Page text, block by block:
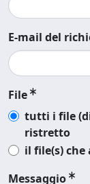
E-mail del
File
tutti i file
ristretto
il file(s)
Messaggio